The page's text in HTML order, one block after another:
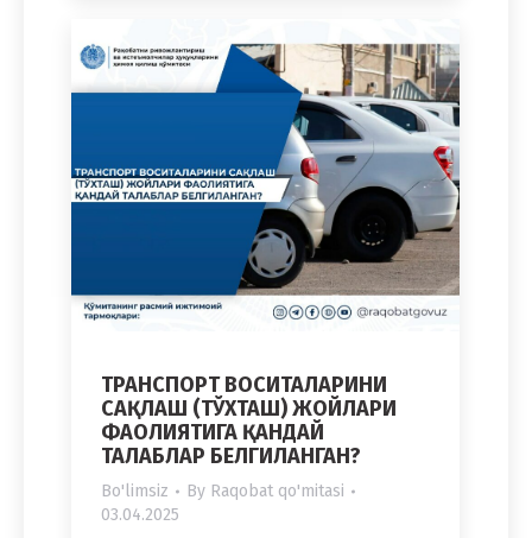
ТРАНСПОРТ ВОСИТАЛАРИНИ
САҚЛАШ (ТЎХТАШ) ЖОЙЛАРИ
ФАОЛИЯТИГА ҚАНДАЙ
ТАЛАБЛАР БЕЛГИЛАНГАН?
Bo'limsiz By Raqobat qo'mitasi
03.04.2025